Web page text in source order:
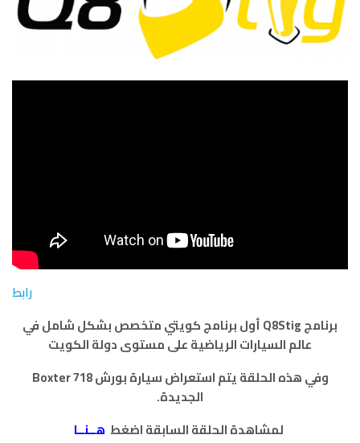
رابط
برنامج Q8Stig أول برنامج كويتي متخصص بشكل شامل في
عالم السيارات الرياضية على مستوى دولة الكويت
وفي هذه الحلقة
يتم استعراض سيارة بورش Boxter 718
الجديدة.
لمشاهدة الحلقة السابقة اضغط هــنــا